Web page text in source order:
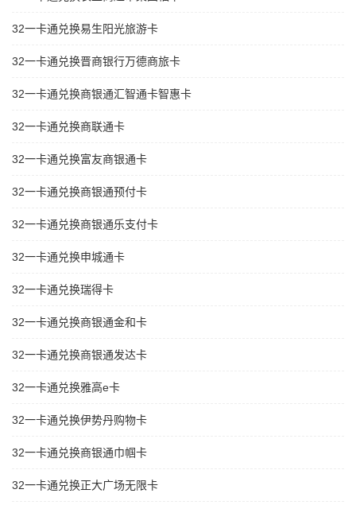
32一卡通兑换易生阳光旅游卡
32一卡通兑换晋商银行万德商旅卡
32一卡通兑换商银通汇智通卡智惠卡
32一卡通兑换商联通卡
32一卡通兑换富友商银通卡
32一卡通兑换商银通预付卡
32一卡通兑换商银通乐支付卡
32一卡通兑换申城通卡
32一卡通兑换瑞得卡
32一卡通兑换商银通金和卡
32一卡通兑换商银通发达卡
32一卡通兑换雅高e卡
32一卡通兑换伊势丹购物卡
32一卡通兑换商银通巾帼卡
32一卡通兑换正大广场无限卡